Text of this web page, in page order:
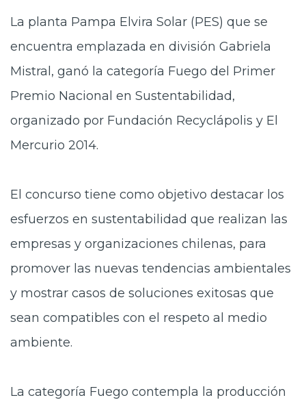
Proveedores
Acceso trabajadores/as
La planta Pampa Elvira Solar (PES) que se
encuentra emplazada en división Gabriela
Mistral, ganó la categoría Fuego del Primer
Premio Nacional en Sustentabilidad,
organizado por Fundación Recyclápolis y El
Mercurio 2014.
El concurso tiene como objetivo destacar los
esfuerzos en sustentabilidad que realizan las
empresas y organizaciones chilenas, para
promover las nuevas tendencias ambientales
y mostrar casos de soluciones exitosas que
sean compatibles con el respeto al medio
ambiente.
La categoría Fuego contempla la producción